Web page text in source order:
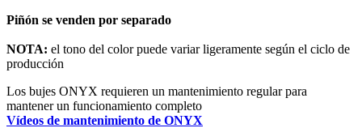
Piñón se venden por separado
NOTA: el tono del color puede variar ligeramente según el ciclo de
producción
Los bujes ONYX requieren un mantenimiento regular para
mantener un funcionamiento completo
Vídeos de mantenimiento de ONYX